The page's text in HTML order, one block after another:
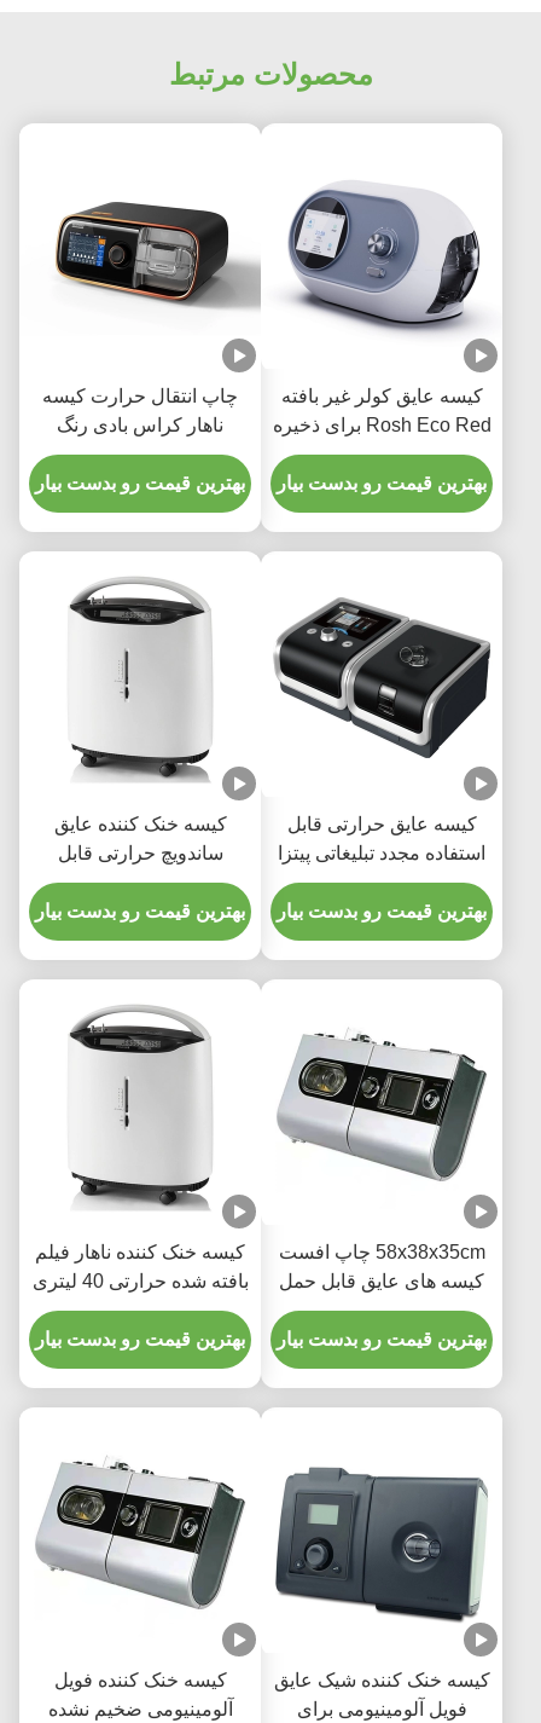
محصولات مرتبط
کیسه عایق کولر غیر بافته
Rosh Eco Red برای ذخیره
سازی
بهترین قیمت رو بدست بیار
چاپ انتقال حرارت کیسه
ناهار کراس بادی رنگ
سیمان کتانی نصب شده
بهترین قیمت رو بدست بیار
کیسه عایق حرارتی قابل
استفاده مجدد تبلیغاتی پیتزا
تحویل غذا قابل حمل
بهترین قیمت رو بدست بیار
کیسه خنک کننده عایق
ساندویچ حرارتی قابل
استفاده مجدد برای میوه
برگر
بهترین قیمت رو بدست بیار
58x38x35cm چاپ افست
کیسه های عایق قابل حمل
غذای بسیار بزرگ
بهترین قیمت رو بدست بیار
کیسه خنک کننده ناهار فیلم
بافته شده حرارتی 40 لیتری
برای حفظ گرما با ظرفیت
بالا
بهترین قیمت رو بدست بیار
کیسه خنک کننده شیک عایق
فویل آلومینیومی برای
کیسه خنک کننده فویل
آلومینیومی ضخیم نشده